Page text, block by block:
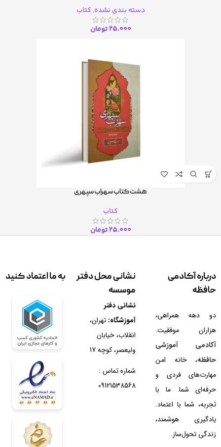
دسته بندی نشده, کتاب
25.000 تومان
هشت کتاب سهراب سپهری
کتاب
25.000 تومان
درباره آکادمی
حافظه
دو دهه همراهی،
هزاران موفقیت.
آکادمی آموزشی
حافظه، خانه امن
مهارت‌های فردی و
حرفه‌ای شما. ما با
تجربه، شما با اعتماد.
یادگیری هوشمند،
زندگی تحول‌ساز.
نشانی محل دفتر
موسسه
نشانی دفتر
آموزشگاه: تهران،
انقلاب، خیابان
ولیعصر، کوچه 17
شماره تماس :
09121538568
به ما اعتماد کنید